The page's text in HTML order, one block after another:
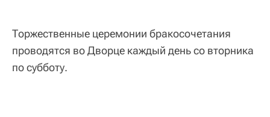
Торжественные церемонии бракосочетания
проводятся во Дворце каждый день со вторника
по субботу.